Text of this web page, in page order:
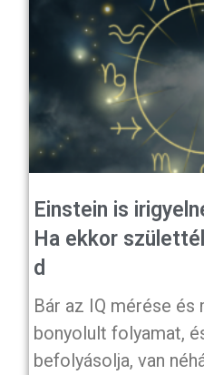
Einstein is
Ha ekkor
d
Bár az IQ mérése és
bonyolult folyamat,
befolyásolja, van